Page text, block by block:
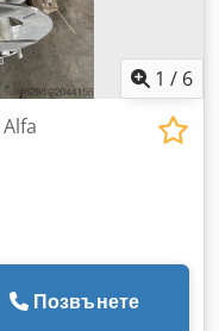
1 / 6
Позвънете